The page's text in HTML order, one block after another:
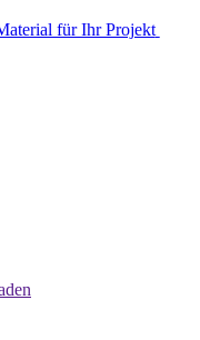
für Ihr Projekt